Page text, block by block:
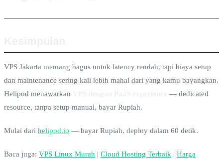
VPS Jakarta memang bagus untuk latency rendah, tapi biaya setup
dan maintenance sering kali lebih mahal dari yang kamu bayangkan.
Helipod menawarkan
— dedicated
resource, tanpa setup manual, bayar Rupiah.
Mulai dari helipod.io — bayar Rupiah, deploy dalam 60 detik.
Baca juga: VPS Linux Murah | Cloud Hosting Terbaik | Harga